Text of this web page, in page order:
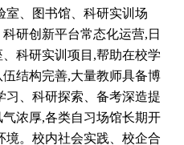
室、图书馆、科研实训场
研创新平台常态化运营,日
科研实训项目,帮助在校学
结构完善,大量教师具备博
习、科研探索、备考深造提
浓厚,各类自习场馆长期开
境。校内社会实践、校企合